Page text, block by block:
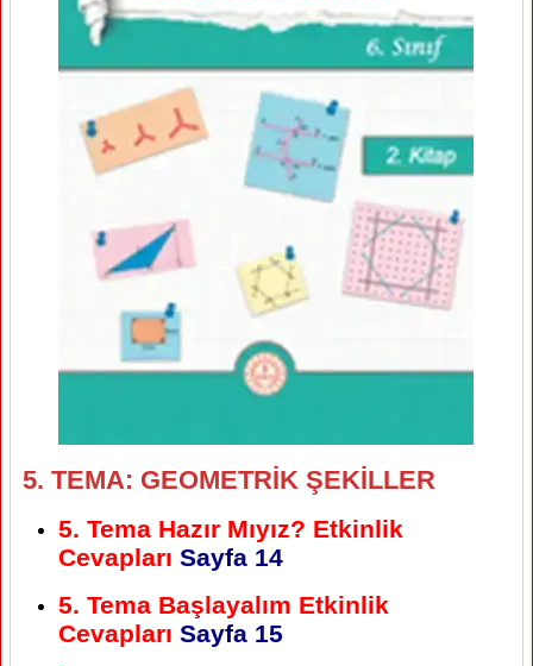
5. TEMA: GEOMETRİK ŞEKİLLER
5. Tema Hazır Mıyız? Etkinlik
Cevapları Sayfa 14
5. Tema Başlayalım Etkinlik
Cevapları Sayfa 15